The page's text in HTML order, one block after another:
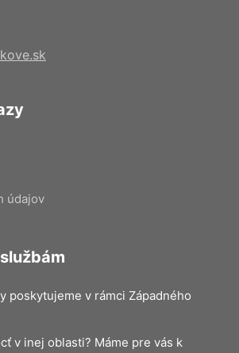
údajov
poskytujeme v rámci Západného
v inej oblasti? Máme pre vás k